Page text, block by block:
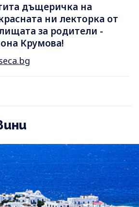
дъщеричка на
ни лекторка от
за родители -
Крумова!